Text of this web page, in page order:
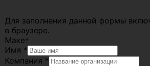
Для заполнения данной формы
в браузере.
Макет
Имя *
Компания *